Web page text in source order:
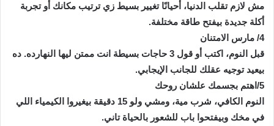
مش لازم تقلب الدنيا، أحيانًا تغيير بسيط زي ترتيب مكانك أو تجربة
أكلة جديدة بيفتح طاقة مختلفة.
4/ مارس الامتنان
قبل النوم، اكتب أو قول 3 حاجات بسيطة انت ممتن ليها النهارده. ده
بيعيد توجيه عقلك للجانب الإيجابي.
5/اهتم بجسمك علشان روحك
النوم الكافي، شرب مية، ومشي ولو 15 دقيقة بيغيروا الكيمياء اللي
في مخك وبيفتحوا باب للشعور بالحياة تاني.